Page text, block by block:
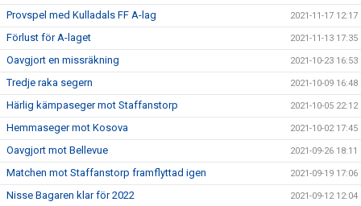
Provspel med Kulladals FF A-lag 2021-11-17 12:17
Förlust för A-laget 2021-11-13 17:35
Oavgjort en missräkning 2021-10-23 16:53
Tredje raka segern 2021-10-09 16:48
Härlig kämpaseger mot Staffanstorp 2021-10-05 22:12
Hemmaseger mot Kosova 2021-10-02 17:45
Oavgjort mot Bellevue 2021-09-26 18:11
Matchen mot Staffanstorp framflyttad igen 2021-09-19 17:06
Nisse Bagaren klar för 2022 2021-09-12 12:04